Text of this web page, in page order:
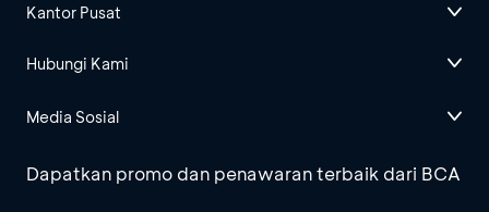
Kantor Pusat
Hubungi Kami
Media Sosial
Dapatkan promo dan penawaran terbaik dari BCA